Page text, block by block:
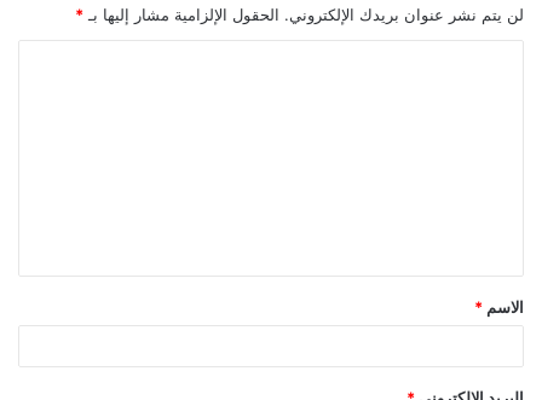
لن يتم نشر عنوان بريدك الإلكتروني. الحقول الإلزامية مشار إليها بـ *
ق
*
الاسم *